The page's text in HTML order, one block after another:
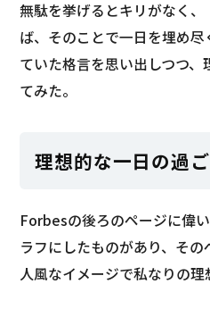
無駄を挙げるとキリがなく
ば、そのことで一日を埋め
ていた格言を思い出しつつ
てみた。
理想的な一日の過
Forbesの後ろのページに偉
ラフにしたものがあり、そ
人風なイメージで私なりの理